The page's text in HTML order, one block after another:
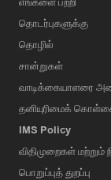
தொடர்புகளுக்கு
தொழில்
சான்றுகள்
வாடிக்கையாளரை
தனியுரிமைக்
IMS Policy
விதிமுறைகள்
பொறுப்புத் துறப்பு